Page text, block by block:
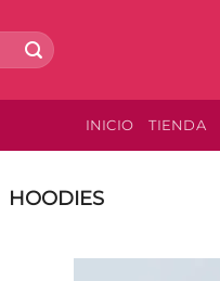
INICIO TIENDA
HOODIES